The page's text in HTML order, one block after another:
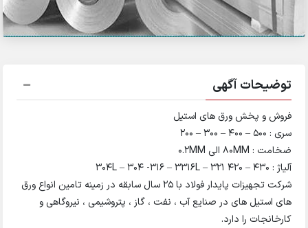
توضیحات آگهی
فروش و پخش ورق های استیل
سری : 500 – 400 – 300 – 200
ضخامت : 80MM الی 0.2MM
آلیاژ : 304L – 304 -316 – 3316L – 321 420 – 430
شرکت تجهیزات پایدار فولاد با 25 سال سابقه در زمینه تامین انواع ورق
های استیل های در صنایع آب ، نفت ، گاز ، پتروشیمی ، نیروگاهی و
کارخانجات را دارد.